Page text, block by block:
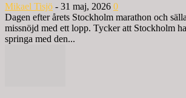
Mikael Tisjö - 31 maj, 2026 0
Dagen efter årets Stockholm marathon och
missnöjd med ett lopp. Tycker att Stockholm
springa med den...